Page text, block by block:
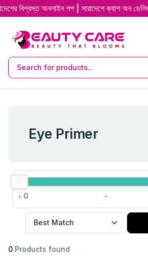
অনলাইন শপ | সারাদেশে ক্যাশ অন
Eye Primer
৳ 0 -
0 Products found